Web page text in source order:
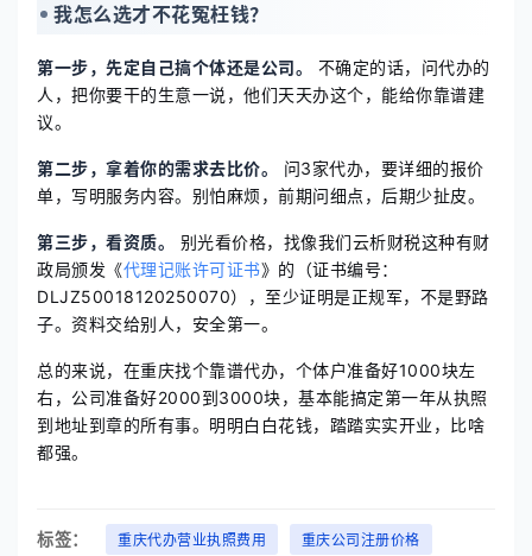
我怎么选才不花冤枉钱？
第一步，先定自己搞个体还是公司。
不确定的话，问代办的
人，把你要干的生意一说，他们天天办这个，能给你靠谱建
议。
第二步，拿着你的需求去比价。
问3家代办，要详细的报价
单，写明服务内容。别怕麻烦，前期问细点，后期少扯皮。
第三步，看资质。
别光看价格，找像我们云析财税这种有财
政局颁发《代理记账许可证书》的（证书编号：
DLJZ50018120250070），至少证明是正规军，不是野路
子。资料交给别人，安全第一。
总的来说，在重庆找个靠谱代办，个体户准备好1000块左
右，公司准备好2000到3000块，基本能搞定第一年从执照
到地址到章的所有事。明明白白花钱，踏踏实实开业，比啥
都强。
标签： 重庆代办营业执照费用 重庆公司注册价格